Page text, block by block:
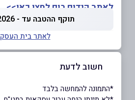
לאתר קידום בום לחצו כאן>>
תוקף ההטבה עד - 09.09.2026
לאתר בית העסק
חשוב לדעת
*התמונה להמחשה בלבד